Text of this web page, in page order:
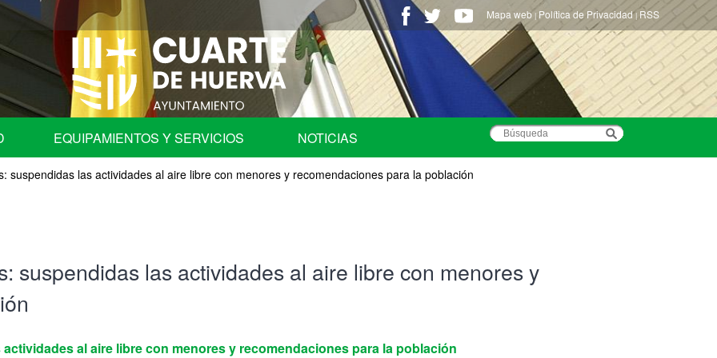
Mapa web | Política de Privacidad| RSS
de Cuentas
en órganos colegiados.
EQUIPAMIENTOS Y SERVICIOS
Programa de Fiestas
Centros Educativos de Cuarte de Huerva
Cementerio Municipal
NOTICIAS
suspendidas las actividades al aire libre con menores y recomendaciones para la población
suspendidas las actividades al aire libre con menores y
al aire libre con menores y recomendaciones para la población